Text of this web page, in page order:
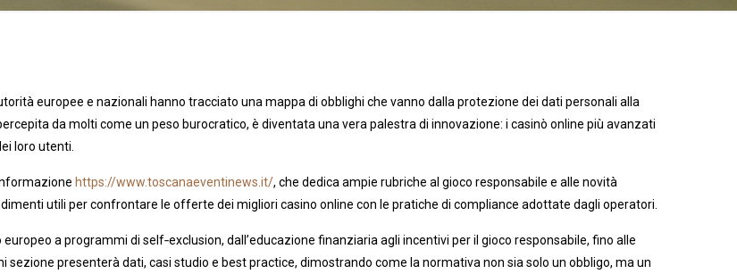
europee e nazionali hanno tracciato una mappa di obblighi che vanno dalla protezione dei dati personali alla
da molti come un peso burocratico, è diventata una vera palestra di innovazione: i casinò online più avanzati
loro utenti.
https://www.toscanaeventinews.it/, che dedica ampie rubriche al gioco responsabile e alle novità
utili per confrontare le offerte dei migliori casino online con le pratiche di compliance adottate dagli operatori.
a programmi di self‑exclusion, dall’educazione finanziaria agli incentivi per il gioco responsabile, fino alle
presenterà dati, casi studio e best practice, dimostrando come la normativa non sia solo un obbligo, ma un